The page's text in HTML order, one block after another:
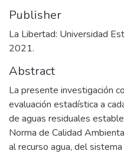
Publisher
La Libertad: Universidad
2021.
Abstract
La presente investigación
evaluación estadística a
de aguas residuales
Norma de Calidad
al recurso agua, del